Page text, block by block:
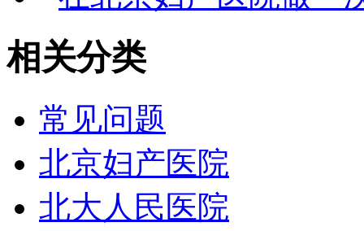
相关分类
常见问题
北京妇产医院
北大人民医院